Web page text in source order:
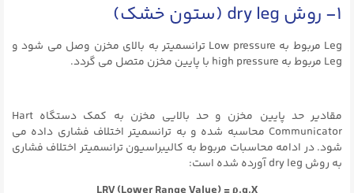
۱- روش dry leg (ستون خشک)
Leg مربوط به Low pressure ترانسمیتر به بالای مخزن وصل می شود و
Leg مربوط به high pressure با پایین مخزن متصل می گردد.
مقادیر حد پایین مخزن و حد بالایی مخزن به کمک دستگاه Hart
Communicator محاسبه شده و به ترانسمیتر اختلاف فشاری داده می
شود. در ادامه محاسبات مربوط به کالیبراسیون ترانسمیتر اختلاف فشاری
به روش dry leg آورده شده است: